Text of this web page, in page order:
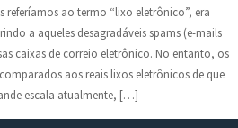
ao termo “lixo eletrônico”, era
a aqueles desagradáveis spams (e-mails
caixas de correio eletrônico. No entanto, os
aos reais lixos eletrônicos de que
escala atualmente, […]